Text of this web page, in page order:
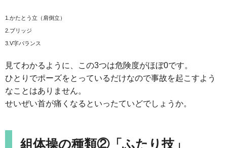
1.かたとう立（肩倒立）
2.ブリッジ
3.V字バランス
見てわかるように、この3つは危険度がほぼ0です。
ひとりでポーズをとっているだけなので事故を起こすよう
なことはありません。
せいぜい首が痛くなるといったていどでしょうか。
組体操の種類②「ふたり技」